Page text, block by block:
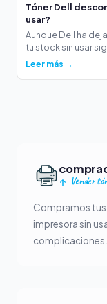
Tóner Dell
usar?
Aunque Dell ha
tu stock sin usar
Leer más →
Vender
Compramos
impresora sin
complicaciones.